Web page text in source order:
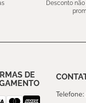
Desconto
DE
Telefone: